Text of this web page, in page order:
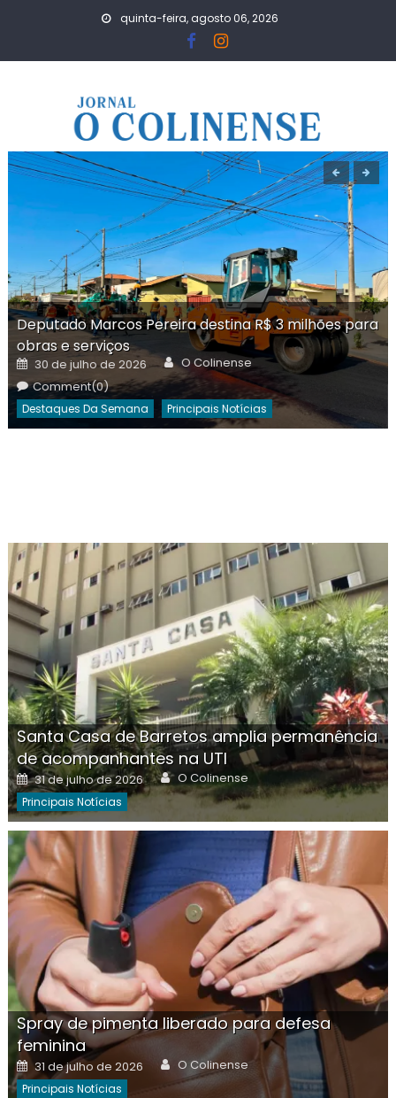
quinta-feira, agosto 06, 2026
Deputado Marcos Pereira destina R$ 3 milhões para
obras e serviços
Posted
on
30 de julho de 2026 Author
O Colinense
Comment(0)
Destaques Da Semana Principais Notícias
Santa Casa de Barretos amplia permanência
de acompanhantes na UTI
Posted
on
31 de julho de 2026 Author
O Colinense
Principais Notícias
Spray de pimenta liberado para defesa
feminina
Posted
on
31 de julho de 2026 Author
O Colinense
Principais Notícias